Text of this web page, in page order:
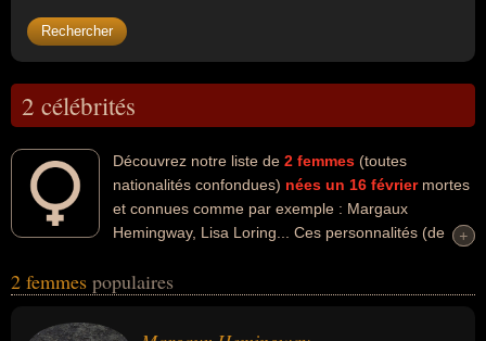
2 célébrités
Découvrez notre liste de 2 femmes (toutes
nationalités confondues) nées un 16 février mortes
et connues comme par exemple : Margaux
Hemingway, Lisa Loring... Ces personnalités (de
l'art, du cinéma ou de la mode. Ces célébrités peuvent également
concerne leurs nationalités au moment de leurs morts, ils peuvent
+
+
2 femmes populaires